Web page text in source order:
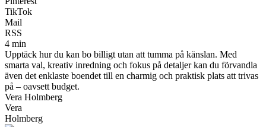
TikTok
Mail
RSS
4 min
Upptäck hur du kan bo billigt utan att tumma på känslan. Med
smarta val, kreativ inredning och fokus på detaljer kan du förvandla
även det enklaste boendet till en charmig och praktisk plats att trivas
på – oavsett budget.
Vera Holmberg
Vera
Holmberg